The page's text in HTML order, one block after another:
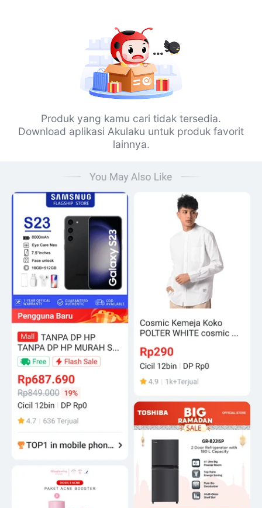
Produk yang kamu cari tidak tersedia.
Download aplikasi Akulaku untuk produk favorit
lainnya.